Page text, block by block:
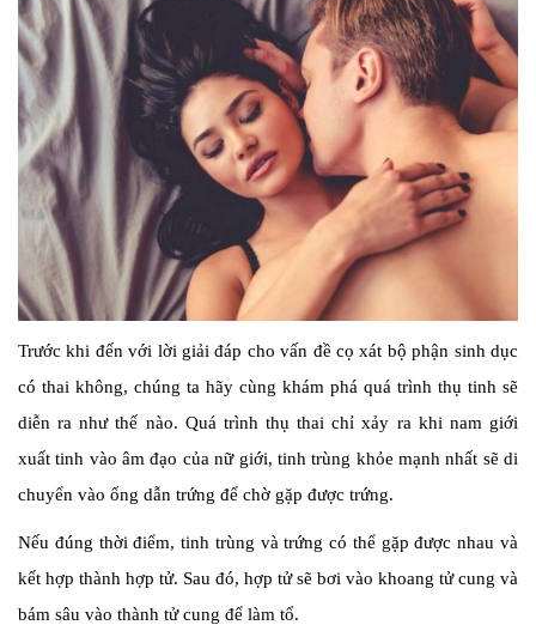
Trước khi đến với lời giải đáp cho vấn đề cọ xát bộ phận sinh dục
có thai không, chúng ta hãy cùng khám phá quá trình thụ tinh sẽ
diễn ra như thế nào. Quá trình thụ thai chỉ xảy ra khi nam giới
xuất tinh vào âm đạo của nữ giới, tinh trùng khỏe mạnh nhất sẽ di
chuyển vào ống dẫn trứng để chờ gặp được trứng.
Nếu đúng thời điểm, tinh trùng và trứng có thể gặp được nhau và
kết hợp thành hợp tử. Sau đó, hợp tử sẽ bơi vào khoang tử cung và
bám sâu vào thành tử cung để làm tổ.